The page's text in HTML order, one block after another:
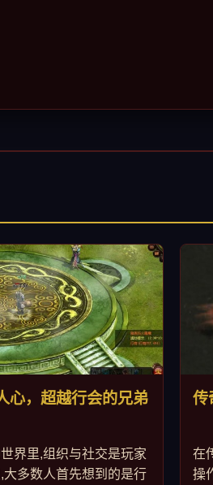
心，超越行会的兄弟
界里,组织与社交是玩家
多数人首先想到的是行
传
在
操